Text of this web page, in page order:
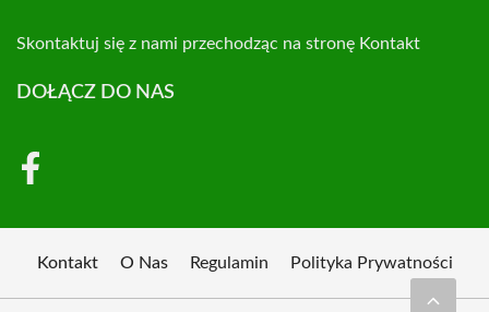
Skontaktuj się z nami przechodząc na stronę Kontakt
DOŁĄCZ DO NAS
Kontakt O Nas Regulamin Polityka Prywatności